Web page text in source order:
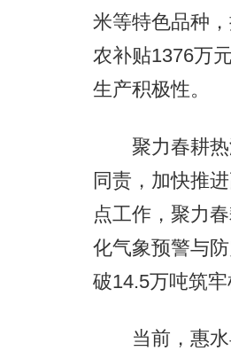
米等特色品种
农补贴1376万
生产积极性。
聚力春耕热
同责，加快推
点工作，聚力
化气象预警与
破14.5万吨筑牢
当前，惠水县